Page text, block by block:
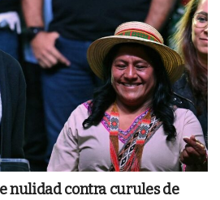
nulidad contra curules de